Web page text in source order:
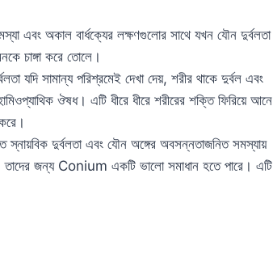
এবং অকাল বার্ধক্যের লক্ষণগুলোর সাথে যখন যৌন দুর্বলতা
চাঙ্গা করে তোলে।
যদি সামান্য পরিশ্রমেই দেখা দেয়, শরীর থাকে দুর্বল এবং
ঔষধ। এটি ধীরে ধীরে শরীরের শক্তি ফিরিয়ে আনে
দুর্বলতা এবং যৌন অঙ্গের অবসন্নতাজনিত সমস্যায়
তাদের জন্য Conium একটি ভালো সমাধান হতে পারে। এটি